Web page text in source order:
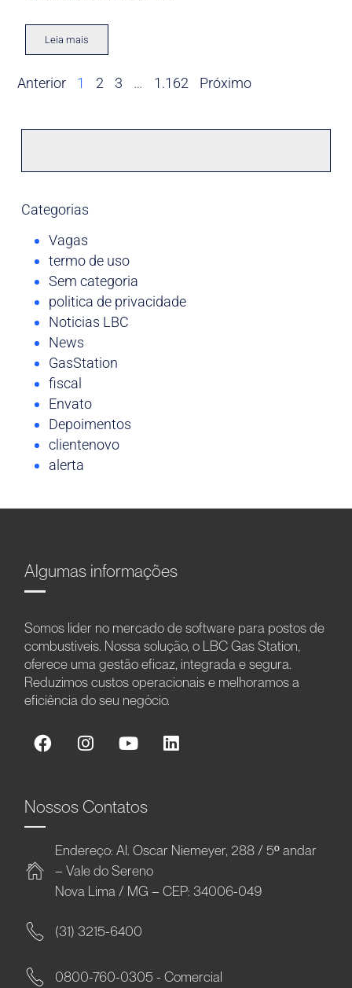
Leia mais
Anterior 1 2 3 … 1.162 Próximo
Categorias
Vagas
termo de uso
Sem categoria
politica de privacidade
Noticias LBC
News
GasStation
fiscal
Envato
Depoimentos
clientenovo
alerta
Algumas informações
Somos líder no mercado de software para postos de
combustíveis. Nossa solução, o LBC Gas Station,
oferece uma gestão eficaz, integrada e segura.
Reduzimos custos operacionais e melhoramos a
eficiência do seu negócio.
Nossos Contatos
Endereço: Al. Oscar Niemeyer, 288 / 5º andar
– Vale do Sereno
Nova Lima / MG – CEP: 34006-049
(31) 3215-6400
0800-760-0305 - Comercial